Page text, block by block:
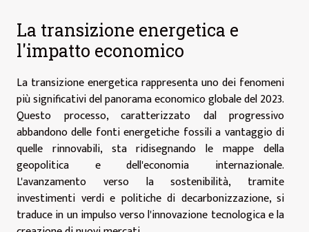
La transizione energetica e
l'impatto economico
La transizione energetica rappresenta uno dei fenomeni
più significativi del panorama economico globale del 2023.
Questo processo, caratterizzato dal progressivo
abbandono delle fonti energetiche fossili a vantaggio di
quelle rinnovabili, sta ridisegnando le mappe della
geopolitica e dell'economia internazionale.
L'avanzamento verso la sostenibilità, tramite
investimenti verdi e politiche di decarbonizzazione, si
traduce in un impulso verso l'innovazione tecnologica e la